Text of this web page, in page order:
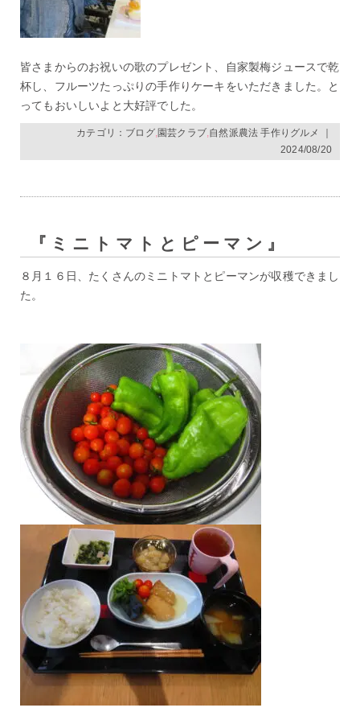
皆さまからのお祝いの歌のプレゼント、自家製梅ジュースで乾
杯し、フルーツたっぷりの手作りケーキをいただきました。と
ってもおいしいよと大好評でした。
カテゴリ： ブログ, 園芸クラブ, 自然派農法 手作りグルメ
｜
2024/08/20
『ミニトマトとピーマン』
８月１６日、たくさんのミニトマトとピーマンが収穫できまし
た。